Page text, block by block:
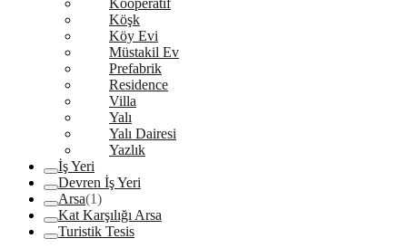
Kooperatif
Köşk
Köy Evi
Müstakil Ev
Prefabrik
Residence
Villa
Yalı
Yalı Dairesi
Yazlık
İş Yeri
Devren İş Yeri
Arsa(1)
Kat Karşılığı Arsa
Turistik Tesis